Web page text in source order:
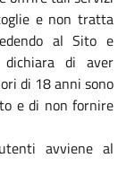
e non tratta
al Sito e
di aver
di 18 anni sono
e di non fornire
avviene al